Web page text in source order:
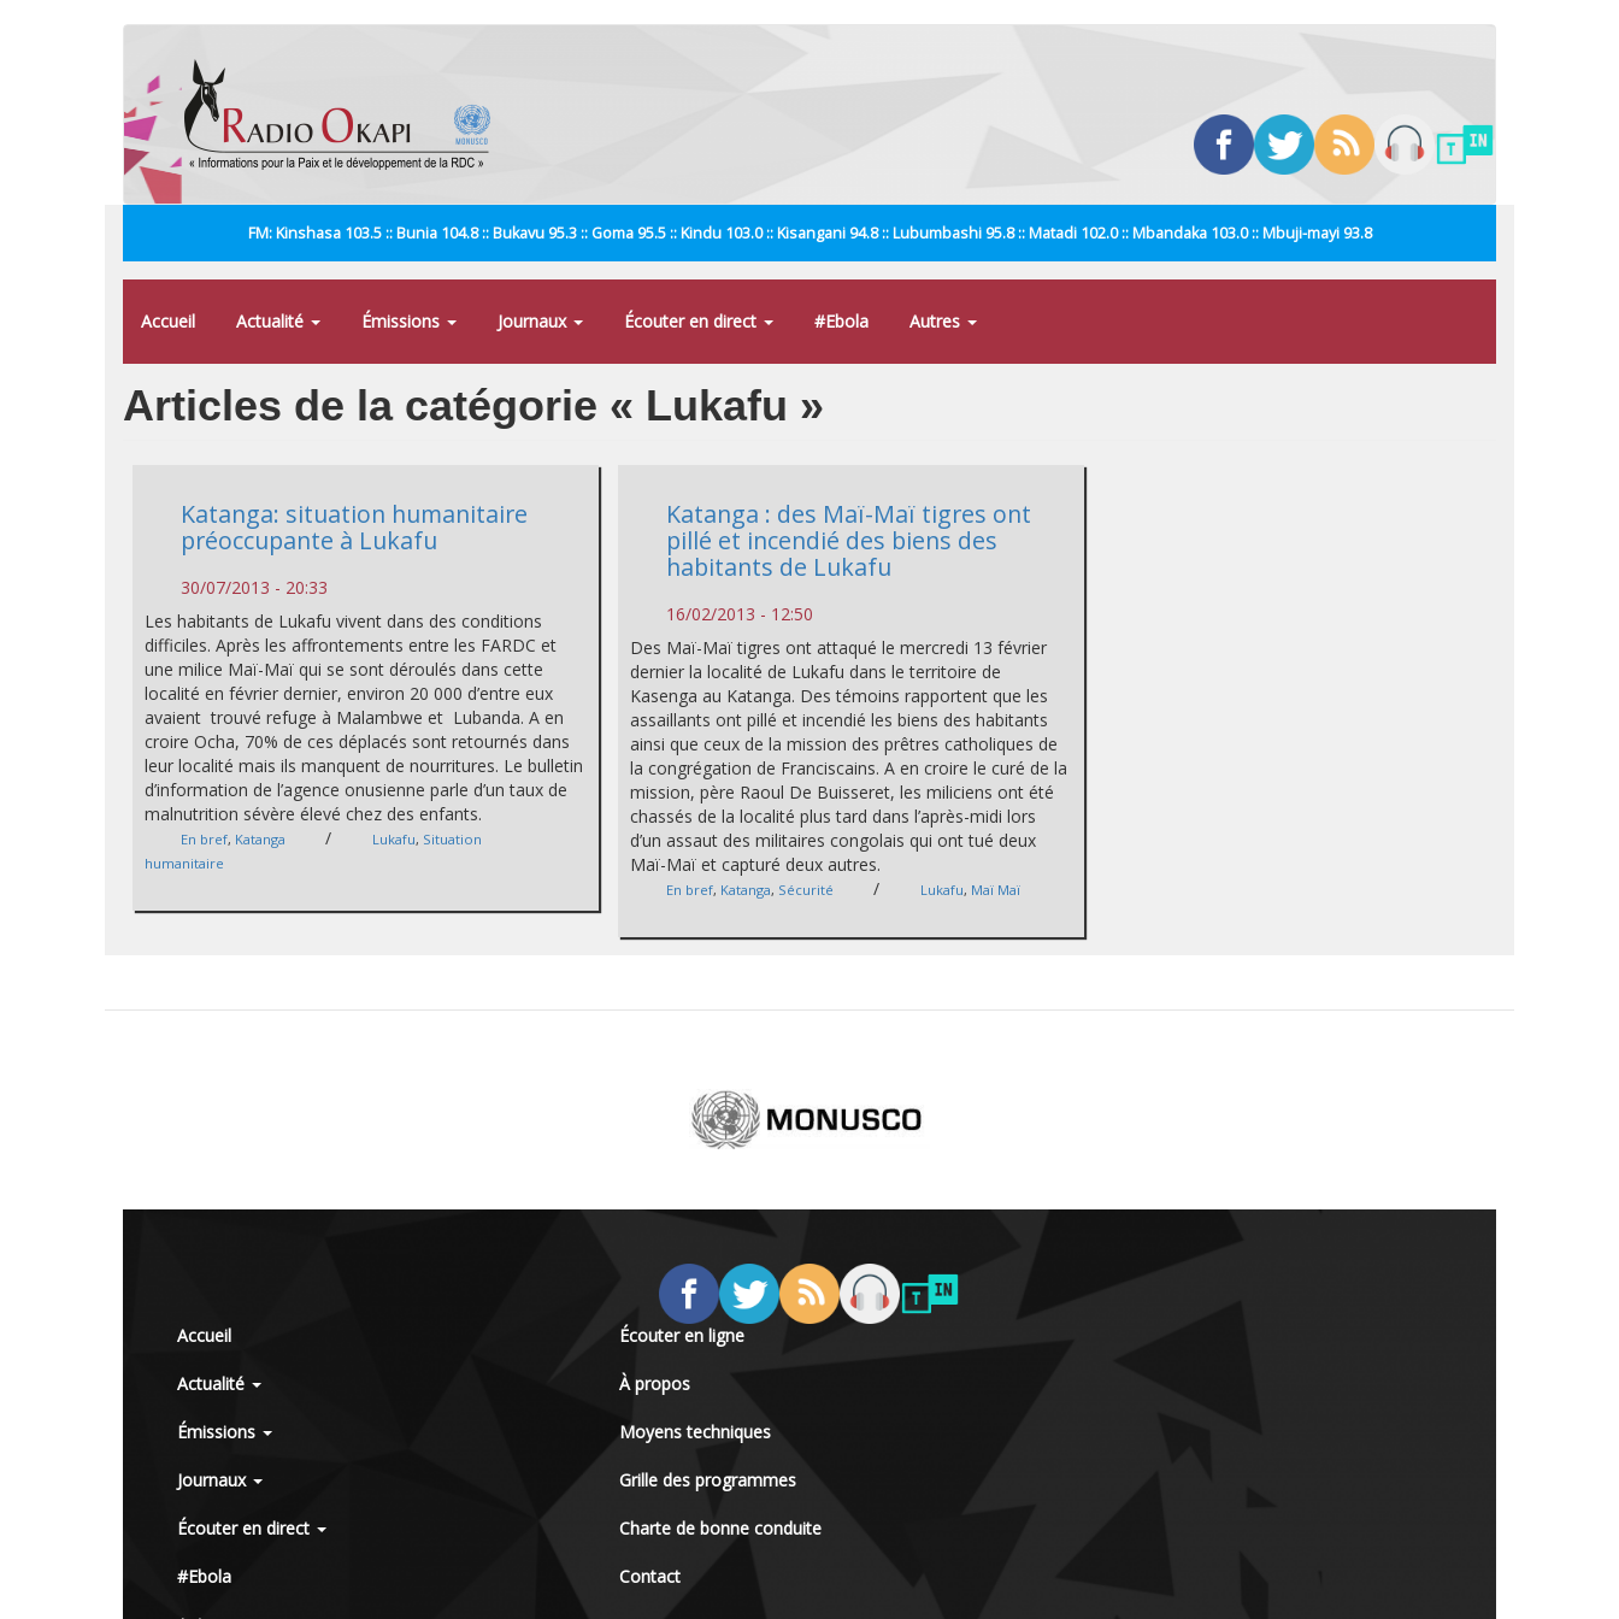
FM: Kinshasa 103.5 :: Bunia 104.8 :: Bukavu 95.3 :: Goma 95.5 :: Kindu 103.0 :: Kisangani 94.8 :: Lubumbashi 95.8 :: Matadi 102.0 :: Mbandaka 103.0 :: Mbuji-mayi 93.8
Accueil Actualité Émissions Journaux Écouter en direct #Ebola Autres
Articles de la catégorie « Lukafu »
Katanga: situation humanitaire
préoccupante à Lukafu
30/07/2013 - 20:33
Les habitants de Lukafu vivent dans des conditions
difficiles. Après les affrontements entre les FARDC et
une milice Maï-Maï qui se sont déroulés dans cette
localité en février dernier, environ 20 000 d’entre eux
avaient trouvé refuge à Malambwe et Lubanda. A en
croire Ocha, 70% de ces déplacés sont retournés dans
leur localité mais ils manquent de nourritures. Le bulletin
d’information de l’agence onusienne parle d’un taux de
malnutrition sévère élevé chez des enfants.
En bref, Katanga / Lukafu, Situation
humanitaire
Katanga : des Maï-Maï tigres ont
pillé et incendié des biens des
habitants de Lukafu
16/02/2013 - 12:50
Des Maï-Maï tigres ont attaqué le mercredi 13 février
dernier la localité de Lukafu dans le territoire de
Kasenga au Katanga. Des témoins rapportent que les
assaillants ont pillé et incendié les biens des habitants
ainsi que ceux de la mission des prêtres catholiques de
la congrégation de Franciscains. A en croire le curé de la
mission, père Raoul De Buisseret, les miliciens ont été
chassés de la localité plus tard dans l’après-midi lors
d’un assaut des militaires congolais qui ont tué deux
Maï-Maï et capturé deux autres.
En bref, Katanga, Sécurité / Lukafu, Maï Maï
Accueil
Actualité
Émissions
Journaux
Écouter en direct
#Ebola
Écouter en ligne
À propos
Moyens techniques
Grille des programmes
Charte de bonne conduite
Contact